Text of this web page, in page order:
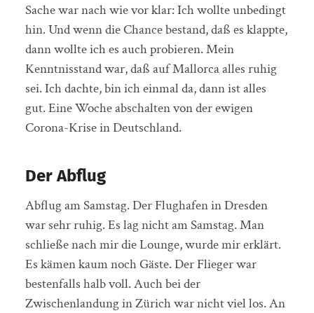
Sache war nach wie vor klar: Ich wollte unbedingt
hin. Und wenn die Chance bestand, daß es klappte,
dann wollte ich es auch probieren. Mein
Kenntnisstand war, daß auf Mallorca alles ruhig
sei. Ich dachte, bin ich einmal da, dann ist alles
gut. Eine Woche abschalten von der ewigen
Corona-Krise in Deutschland.
Der Abflug
Abflug am Samstag. Der Flughafen in Dresden
war sehr ruhig. Es lag nicht am Samstag. Man
schließe nach mir die Lounge, wurde mir erklärt.
Es kämen kaum noch Gäste. Der Flieger war
bestenfalls halb voll. Auch bei der
Zwischenlandung in Zürich war nicht viel los. An